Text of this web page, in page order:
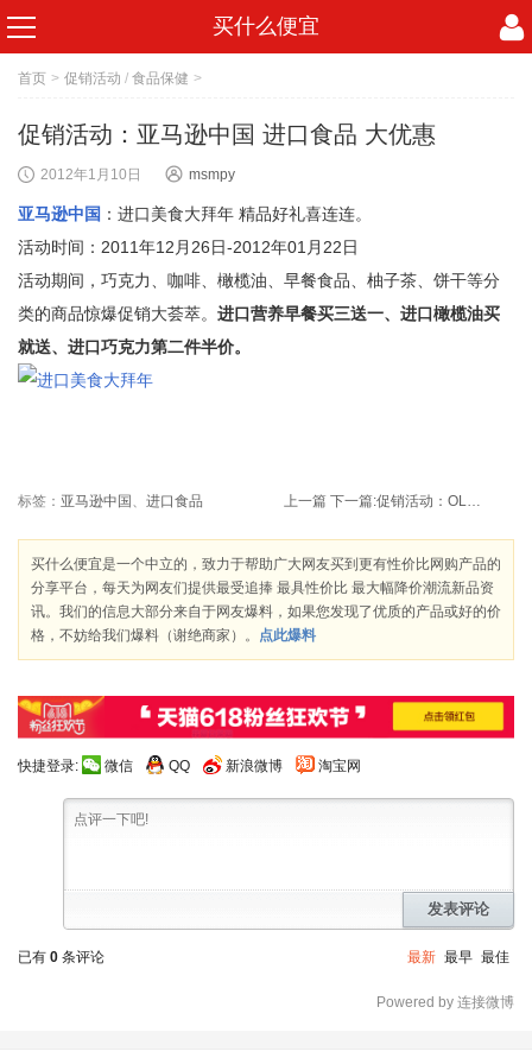
买什么便宜
首页 > 促销活动 / 食品保健 >
促销活动：亚马逊中国 进口食品 大优惠
2012年1月10日 msmpy
亚马逊中国 ：进口美食大拜年 精品好礼喜连连。
活动时间：2011年12月26日-2012年01月22日
活动期间，巧克力、咖啡、橄榄油、早餐食品、柚子茶、饼干等分
类的商品惊爆促销大荟萃。 进口营养早餐买三送一、进口橄榄油买
就送、进口巧克力第二件半价。
标签： 亚马逊中国 、 进口食品 上一篇 下一篇: 促销活动：OLAY玉兰油新年感恩回馈全场满200赠价值100的体验装
买什么便宜是一个中立的，致力于帮助广大网友买到更有性价比网购产品的
分享平台，每天为网友们提供最受追捧 最具性价比 最大幅降价潮流新品资
讯。我们的信息大部分来自于网友爆料，如果您发现了优质的产品或好的价
格，不妨给我们爆料（谢绝商家）。 点此爆料
快捷登录: 微信 QQ 新浪微博 淘宝网
发表评论
已有 0 条评论 最新 最早 最佳
Powered by 连接微博